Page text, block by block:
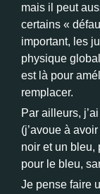
mais il peut
certains «
important, les
physique
est là pour
remplacer.
Par ailleurs,
(j’avoue à
noir et un bleu,
pour le bleu,
Je pense faire